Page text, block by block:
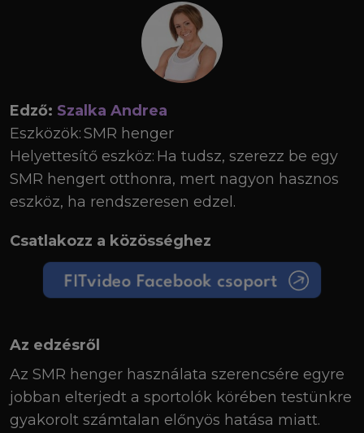
Edző: Szalka Andrea
Eszközök:SMR henger
Helyettesítő eszköz: Ha tudsz, szerezz be egy
SMR hengert otthonra, mert nagyon hasznos
eszköz, ha rendszeresen edzel.
Csatlakozz a közösséghez
Az edzésről
Az SMR henger használata szerencsére egyre
jobban elterjedt a sportolók körében testünkre
gyakorolt számtalan előnyös hatása miatt.